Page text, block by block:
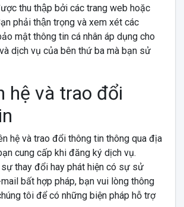
thu thập bởi các trang web hoặc
phải thận trọng và xem xét các
mật thông tin cá nhân áp dụng cho
dịch vụ của bên thứ ba mà bạn sử
hệ và trao đổi
hệ và trao đổi thông tin thông qua địa
cung cấp khi đăng ký dịch vụ.
thay đổi hay phát hiện có sự sử
bất hợp pháp, bạn vui lòng thông
tôi để có những biện pháp hỗ trợ